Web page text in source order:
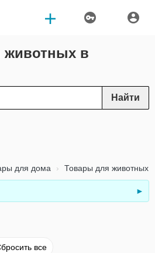
животных в
Найти
для дома Товары для животных
►
все